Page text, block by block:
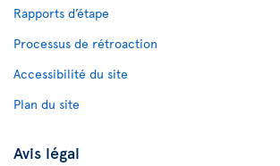
Rapports d’étape
Processus de rétroaction
Accessibilité du site
Plan du site
Avis légal